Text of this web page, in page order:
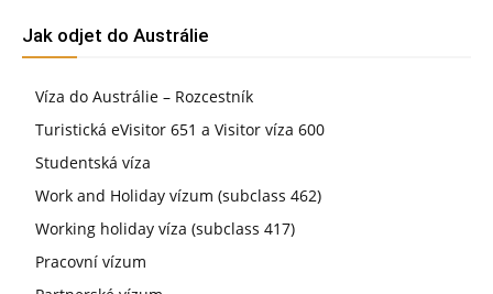
Jak odjet do Austrálie
Víza do Austrálie – Rozcestník
Turistická eVisitor 651 a Visitor víza 600
Studentská víza
Work and Holiday vízum (subclass 462)
Working holiday víza (subclass 417)
Pracovní vízum